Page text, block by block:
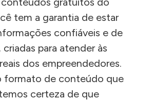
tem a garantia de estar
confiáveis e de
para atender às
dos empreendedores.
formato de conteúdo que
certeza de que